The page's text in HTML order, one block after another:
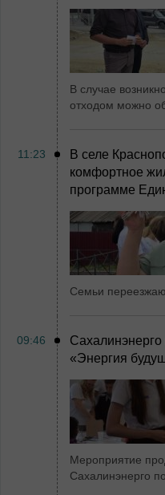
В случае
отходом можно
11:23
В селе
комфортное
программе
Семьи
09:46
«Энергия
Мероприятие
Сахалинэнерго